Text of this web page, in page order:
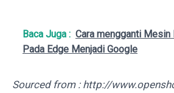
Baca Juga : Cara mengganti Mesin
Pada Edge Menjadi Google
Sourced from : http://